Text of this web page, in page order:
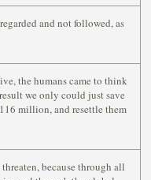
and not followed, as
the humans came to think
we only could just save
million, and resettle them
because through all